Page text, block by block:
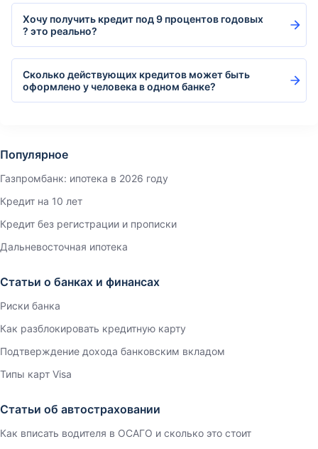
Хочу получить кредит под 9 процентов годовых
? это реально?
Сколько действующих кредитов может быть
оформлено у человека в одном банке?
Популярное
Газпромбанк: ипотека в 2026 году
Кредит на 10 лет
Кредит без регистрации и прописки
Дальневосточная ипотека
Статьи о банках и финансах
Риски банка
Как разблокировать кредитную карту
Подтверждение дохода банковским вкладом
Типы карт Visa
Статьи об автостраховании
Как вписать водителя в ОСАГО и сколько это стоит